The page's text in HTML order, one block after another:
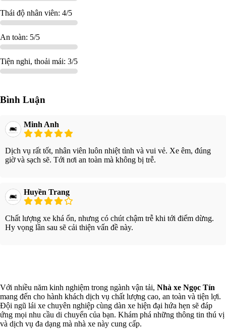
Thái độ nhân viên: 4/5
An toàn: 5/5
Tiện nghi, thoải mái: 3/5
Bình Luận
Minh Anh
Dịch vụ rất tốt, nhân viên luôn nhiệt tình và vui vẻ. Xe êm, đúng
giờ và sạch sẽ. Tới nơi an toàn mà không bị trễ.
Huyền Trang
Chất lượng xe khá ổn, nhưng có chút chậm trễ khi tới điểm dừng.
Hy vọng lần sau sẽ cải thiện vấn đề này.
Với nhiều năm kinh nghiệm trong ngành vận tải, Nhà xe Ngọc Tín
mang đến cho hành khách dịch vụ chất lượng cao, an toàn và tiện lợi.
Đội ngũ lái xe chuyên nghiệp cùng dàn xe hiện đại hứa hẹn sẽ đáp
ứng mọi nhu cầu di chuyển của bạn. Khám phá những thông tin thú vị
và dịch vụ đa dạng mà nhà xe này cung cấp.